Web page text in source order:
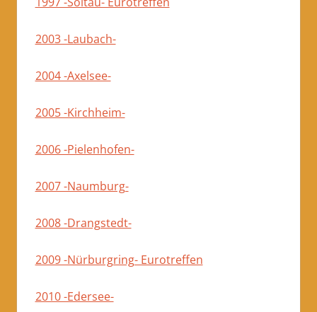
2003 -Laubach-
2004 -Axelsee-
2005 -Kirchheim-
2006 -Pielenhofen-
2007 -Naumburg-
2008 -Drangstedt-
2009 -Nürburgring- Eurotreffen
2010 -Edersee-